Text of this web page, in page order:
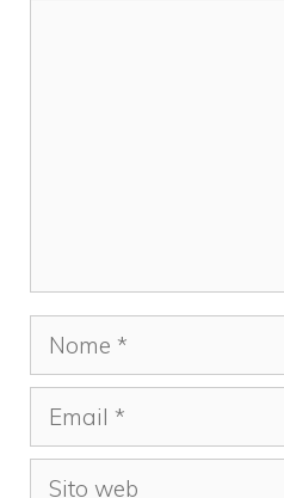
Nome
Email
Sito